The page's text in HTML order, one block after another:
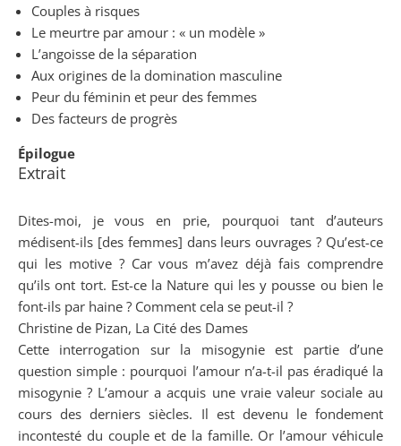
Couples à risques
Le meurtre par amour : « un modèle »
L’angoisse de la séparation
Aux origines de la domination masculine
Peur du féminin et peur des femmes
Des facteurs de progrès
Épilogue
Extrait
Dites-moi, je vous en prie, pourquoi tant d’auteurs
médisent-ils [des femmes] dans leurs ouvrages ? Qu’est-ce
qui les motive ? Car vous m’avez déjà fais comprendre
qu’ils ont tort. Est-ce la Nature qui les y pousse ou bien le
font-ils par haine ? Comment cela se peut-il ?
Christine de Pizan, La Cité des Dames
Cette interrogation sur la misogynie est partie d’une
question simple : pourquoi l’amour n’a-t-il pas éradiqué la
misogynie ? L’amour a acquis une vraie valeur sociale au
cours des derniers siècles. Il est devenu le fondement
incontesté du couple et de la famille. Or l’amour véhicule